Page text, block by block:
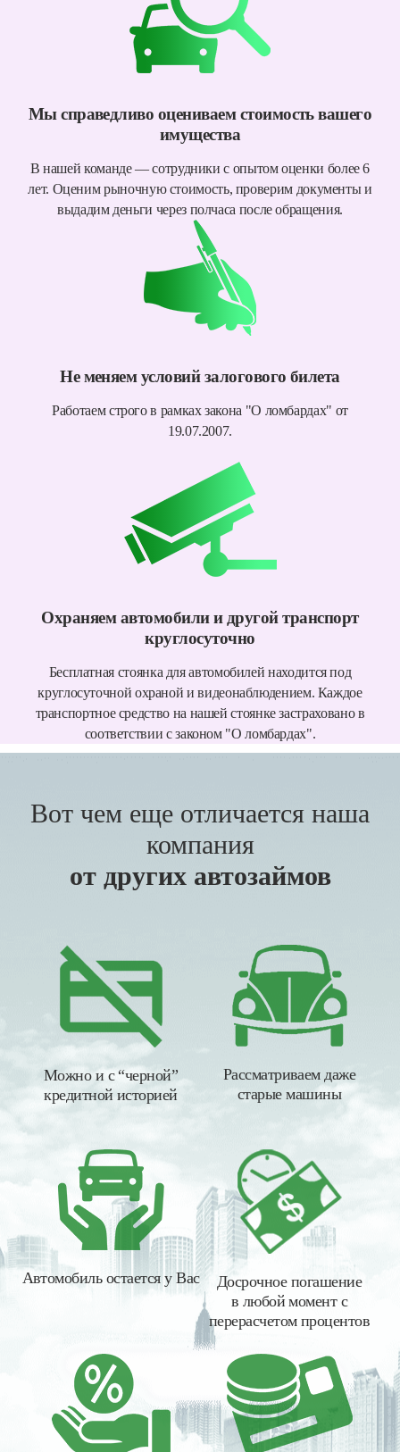
Мы справедливо оцениваем стоимость вашего
имущества
В нашей команде — сотрудники с опытом оценки более 6
лет. Оценим рыночную стоимость, проверим документы и
выдадим деньги через полчаса после обращения.
Не меняем условий залогового билета
Работаем строго в рамках закона "О ломбардах" от
19.07.2007.
Охраняем автомобили и другой транспорт
круглосуточно
Бесплатная стоянка для автомобилей находится под
круглосуточной охраной и видеонаблюдением. Каждое
транспортное средство на нашей стоянке застраховано в
соответствии с законом "О ломбардах".
Вот чем еще отличается наша
компания
от других автозаймов
Можно и с “черной”
кредитной историей
Рассматриваем даже
старые машины
Автомобиль остается у Вас
Досрочное погашение
в любой момент с
перерасчетом процентов